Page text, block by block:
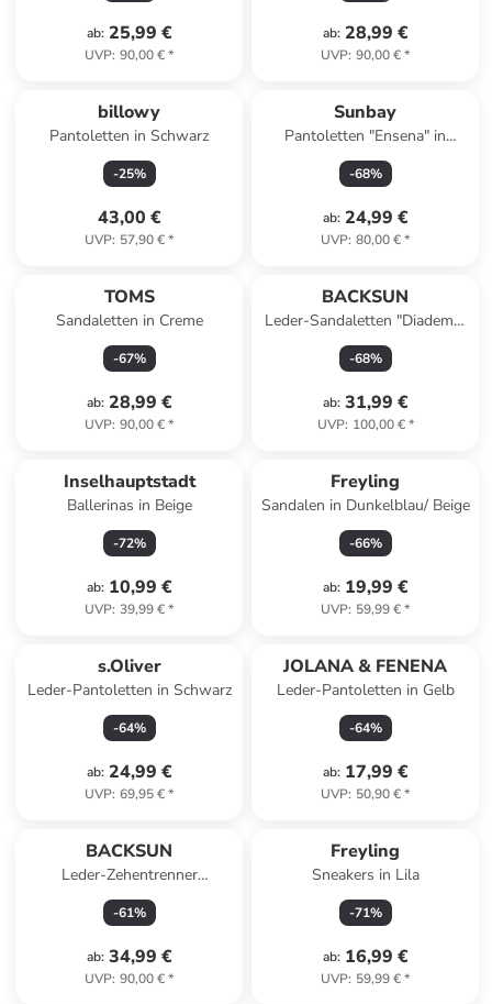
ab: 25,99 €
UVP: 90,00 €*
ab: 28,99 €
UVP: 90,00 €*
billowy
Pantoletten in Schwarz
-25%
43,00 €
UVP: 57,90 €*
Sunbay
Pantoletten "Ensena" in
Schwarz
-68%
ab: 24,99 €
UVP: 80,00 €*
TOMS
Sandaletten in Creme
-67%
ab: 28,99 €
UVP: 90,00 €*
BACKSUN
Leder-Sandaletten "Diadema"
in Schwarz
-68%
ab: 31,99 €
UVP: 100,00 €*
Inselhauptstadt
Ballerinas in Beige
-72%
ab: 10,99 €
UVP: 39,99 €*
Freyling
Sandalen in Dunkelblau/ Beige
-66%
ab: 19,99 €
UVP: 59,99 €*
s.Oliver
Leder-Pantoletten in Schwarz
-64%
ab: 24,99 €
UVP: 69,95 €*
JOLANA & FENENA
Leder-Pantoletten in Gelb
-64%
ab: 17,99 €
UVP: 50,90 €*
BACKSUN
Leder-Zehentrenner
"Singapore" in Braun
-61%
ab: 34,99 €
UVP: 90,00 €*
Freyling
Sneakers in Lila
-71%
ab: 16,99 €
UVP: 59,99 €*